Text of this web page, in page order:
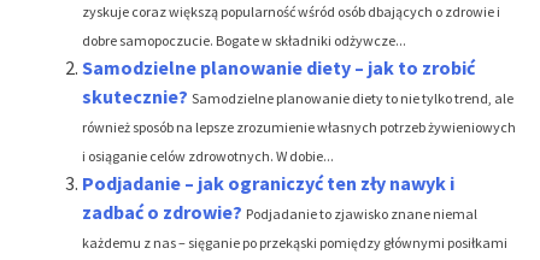
zyskuje coraz większą popularność wśród osób dbających o zdrowie i
dobre samopoczucie. Bogate w składniki odżywcze...
Samodzielne planowanie diety – jak to zrobić
skutecznie? Samodzielne planowanie diety to nie tylko trend, ale
również sposób na lepsze zrozumienie własnych potrzeb żywieniowych
i osiąganie celów zdrowotnych. W dobie...
Podjadanie – jak ograniczyć ten zły nawyk i
zadbać o zdrowie? Podjadanie to zjawisko znane niemal
każdemu z nas – sięganie po przekąski pomiędzy głównymi posiłkami